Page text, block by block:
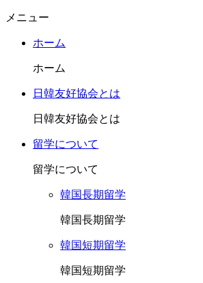
メニュー
ホーム
ホーム
日韓友好協会とは
日韓友好協会とは
留学について
留学について
韓国長期留学
韓国長期留学
韓国短期留学
韓国短期留学